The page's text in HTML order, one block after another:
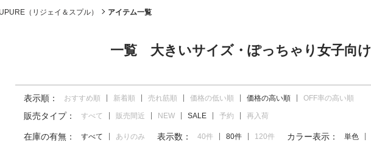
（リジェイ＆スプル） アイテム一覧
一覧 大きいサイズ・ぽっちゃり女子向け
表示順： おすすめ順 新着順 売れ筋順 価格の低い順 価格の高い順 OFF率の高い順
販売タイプ： すべて 販売間近 NEW SALE 予約 再入荷
在庫の有無： すべて ありのみ 表示数： 40件 80件 120件 カラー表示： 単色